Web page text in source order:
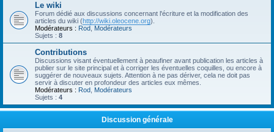
Le wiki
Forum dédié aux discussions concernant l'écriture et la modification des
articles du wiki (http://wiki.oleocene.org).
Modérateurs : Rod Modérateurs
Sujets : 8
Contributions
Discussions visant éventuellement à peaufiner avant publication les articles à
publier sur le site principal et à corriger les éventuelles coquilles, ou encore à
suggérer de nouveaux sujets. Attention à ne pas dériver, cela ne doit pas
servir à discuter en profondeur des articles eux mêmes.
Modérateurs : Rod Modérateurs
Sujets : 4
Discussion générale